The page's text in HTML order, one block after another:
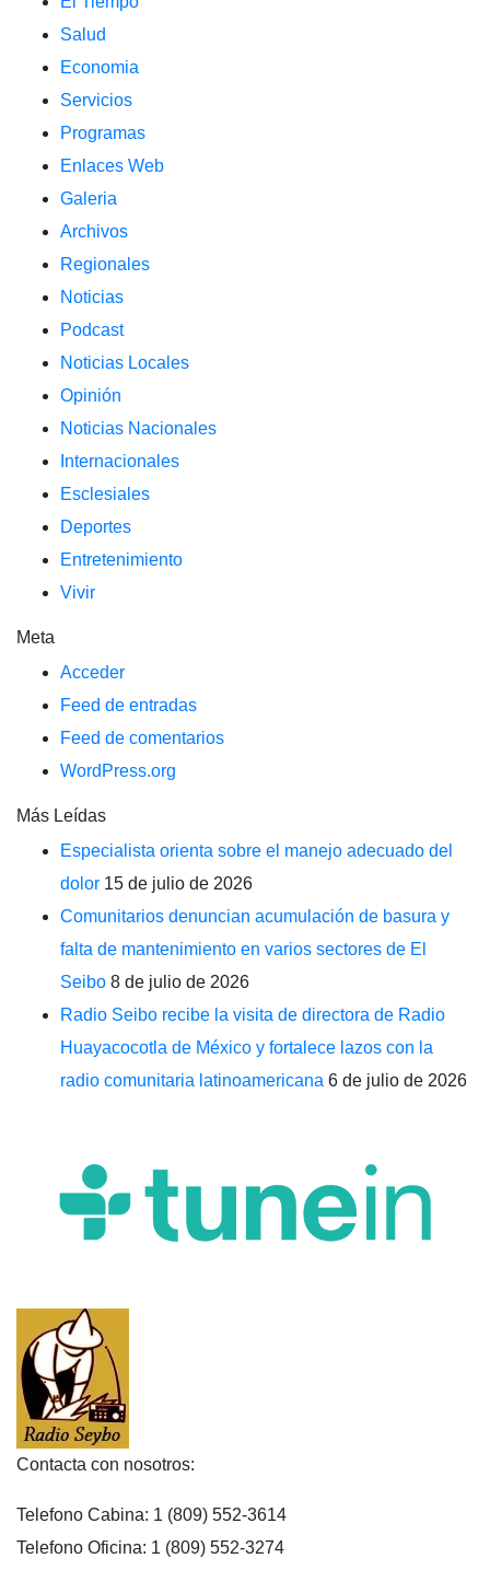
Salud
Economia
Servicios
Programas
Enlaces Web
Galeria
Archivos
Regionales
Noticias
Podcast
Noticias Locales
Opinión
Noticias Nacionales
Internacionales
Esclesiales
Deportes
Entretenimiento
Vivir
Meta
Acceder
Feed de entradas
Feed de comentarios
WordPress.org
Más Leídas
Especialista orienta sobre el manejo adecuado del
dolor 15 de julio de 2026
Comunitarios denuncian acumulación de basura y
falta de mantenimiento en varios sectores de El
Seibo 8 de julio de 2026
Radio Seibo recibe la visita de directora de Radio
Huayacocotla de México y fortalece lazos con la
radio comunitaria latinoamericana 6 de julio de 2026
Contacta con nosotros:
Telefono Cabina: 1 (809) 552-3614
Telefono Oficina: 1 (809) 552-3274